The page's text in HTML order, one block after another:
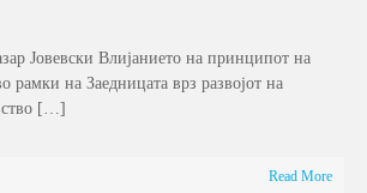
Јовевски Влијанието на принципот на
рамки на Заедницата врз развојот на
[…]
Read More